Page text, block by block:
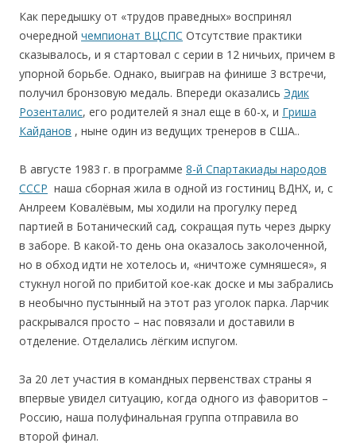
Как передышку от «трудов праведных» воспринял
очередной чемпионат ВЦСПС Отсутствие практики
сказывалось, и я стартовал с серии в 12 ничьих, причем в
упорной борьбе. Однако, выиграв на финише 3 встречи,
получил бронзовую медаль. Впереди оказались Эдик
Розенталис, его родителей я знал еще в 60-х, и Гриша
Кайданов , ныне один из ведущих тренеров в США..
В августе 1983 г. в программе 8-й Спартакиады народов
СССР наша сборная жила в одной из гостиниц ВДНХ, и, с
Анлреем Ковалёвым, мы ходили на прогулку перед
партией в Ботанический сад, сокращая путь через дырку
в заборе. В какой-то день она оказалось заколоченной,
но в обход идти не хотелось и, «ничтоже сумняшеся», я
стукнул ногой по прибитой кое-как доске и мы забрались
в необычно пустынный на этот раз уголок парка. Ларчик
раскрывался просто – нас повязали и доставили в
отделение. Отделались лёгким испугом.
За 20 лет участия в командных первенствах страны я
впервые увидел ситуацию, когда одного из фаворитов –
Россию, наша полуфинальная группа отправила во
второй финал.